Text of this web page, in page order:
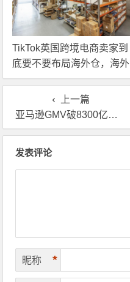
TikTok英国跨境电商卖家到
底要不要布局海外仓，海外
仓优势分析！
上一篇
亚马逊GMV破8300亿！教你怎么用欧美海外仓管理FBA库存
发表评论
昵称 *